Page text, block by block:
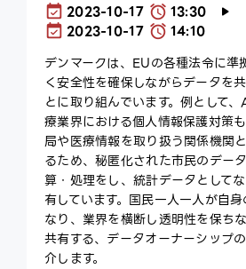
2023-10-17
13:30
2023-10-17
14:10
デンマークは、EUの各種法令に準
く安全性を確保しながらデータを
とに取り組んでいます。例として
療業界における個人情報保護対策
局や医療情報を取り扱う関係機関
るため、秘匿化された市民のデー
算・処理をし、統計データとして
有しています。国民一人一人が自
なり、業界を横断し透明性を保ち
共有する、データオーナーシップ
介します。